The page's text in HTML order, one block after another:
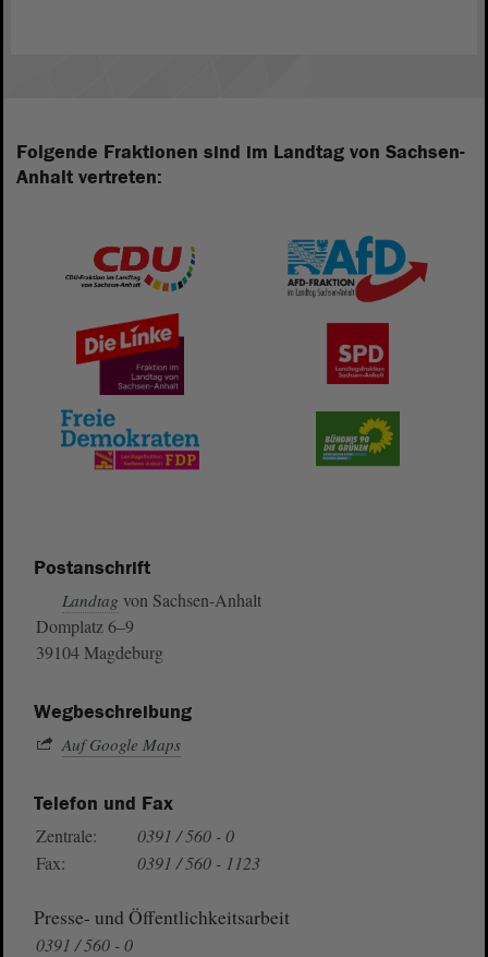
Folgende Fraktionen sind im Landtag von Sachsen-
Anhalt vertreten:
Postanschrift
Landtag von Sachsen-Anhalt
Domplatz 6–9
39104 Magdeburg
Wegbeschreibung
Auf Google Maps
Telefon und Fax
Zentrale:
0391 / 560 - 0
Fax:
0391 / 560 - 1123
Presse- und Öffentlichkeitsarbeit
0391 / 560 - 0